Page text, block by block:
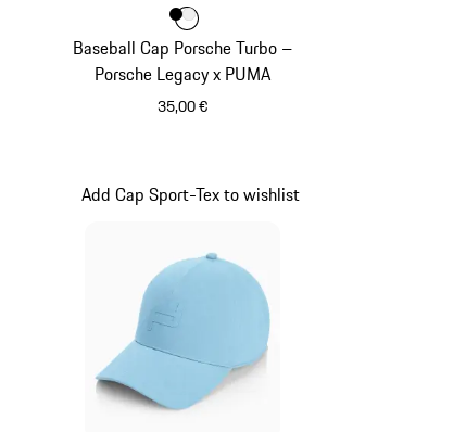
Baseball Cap Porsche Turbo –
Porsche Legacy x PUMA
35,00 €
Farbe
FarbeFarbe
Add Cap Sport-Tex to wishlist